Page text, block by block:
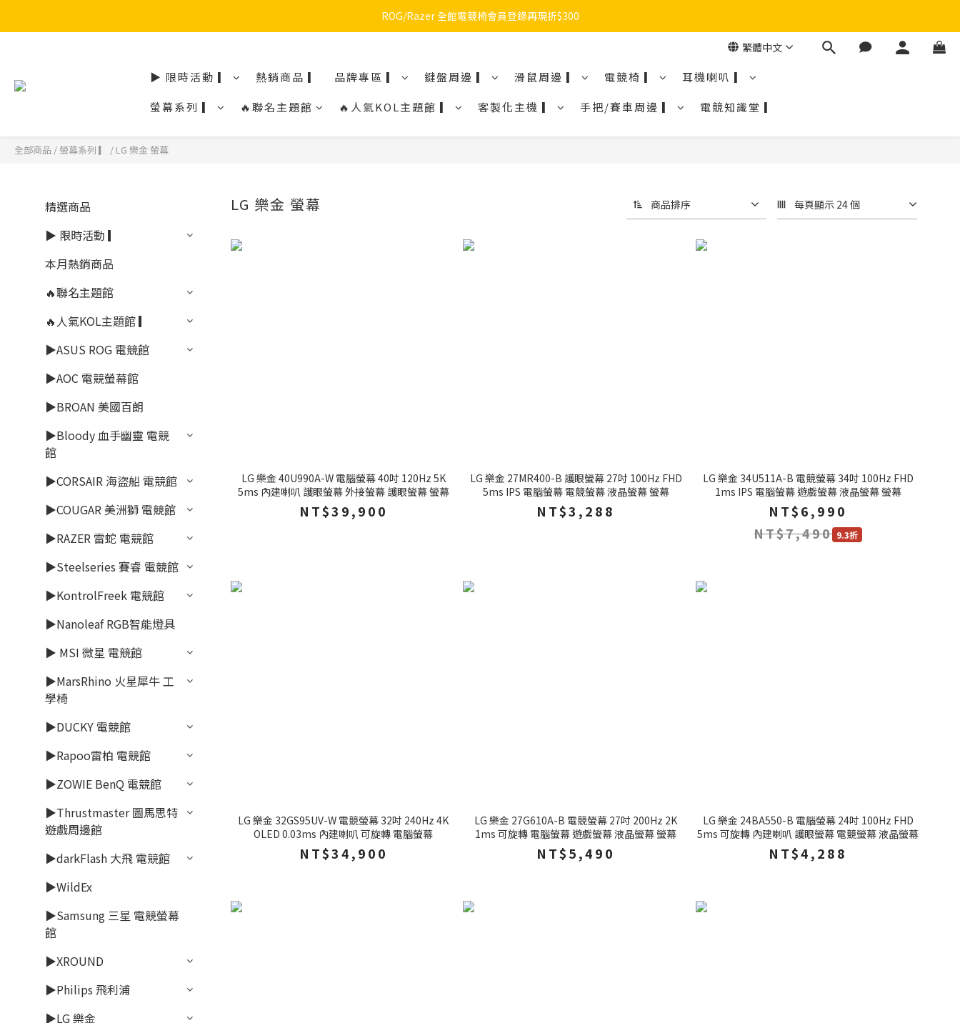
🔥品牌限定滿額折🔥ROG周邊滿1500折100 / 2500折200 / 3000折300
ROG/Razer 全館電競椅會員登錄再現折$300
繁體中文
▶ 限時活動 ▎ 熱銷商品 ▎ 品牌專區 ▎ 鍵盤周邊 ▎ 滑鼠周邊 ▎ 電競椅 ▎
耳機喇叭 ▎
螢幕系列 ▎
🔥聯名主題館 🔥人氣KOL主題館 ▎ 客製化主機 ▎ 手把/賽車周邊 ▎ 電競知識堂 ▎
全部商品 / 螢幕系列 ▎ / LG 樂金 螢幕
精選商品
▶ 限時活動 ▎
本月熱銷商品
🔥聯名主題館
🔥人氣KOL主題館 ▎
▶ASUS ROG 電競館
▶AOC 電競螢幕館
▶BROAN 美國百朗
▶Bloody 血手幽靈 電競
館
▶CORSAIR 海盜船 電競館
▶COUGAR 美洲獅 電競館
▶RAZER 雷蛇 電競館
▶Steelseries 賽睿 電競館
▶KontrolFreek 電競館
▶Nanoleaf RGB智能燈具
▶ MSI 微星 電競館
▶MarsRhino 火星犀牛 工
學椅
▶DUCKY 電競館
▶Rapoo雷柏 電競館
▶ZOWIE BenQ 電競館
▶Thrustmaster 圖馬思特
遊戲周邊館
▶darkFlash 大飛 電競館
▶WildEx
▶Samsung 三星 電競螢幕
館
▶XROUND
▶Philips 飛利浦
▶LG 樂金
LG 樂金 螢幕 商品排序 每頁顯示 24 個
LG 樂金 40U990A-W 電腦螢幕 40吋 120Hz 5K
5ms 內建喇叭 護眼螢幕 外接螢幕 護眼螢幕 螢幕
NT$39,900
LG 樂金 27MR400-B 護眼螢幕 27吋 100Hz FHD
5ms IPS 電腦螢幕 電競螢幕 液晶螢幕 螢幕
NT$3,288
LG 樂金 34U511A-B 電競螢幕 34吋 100Hz FHD
1ms IPS 電腦螢幕 遊戲螢幕 液晶螢幕 螢幕
NT$6,990
NT$7,490 9.3折
LG 樂金 32GS95UV-W 電競螢幕 32吋 240Hz 4K
OLED 0.03ms 內建喇叭 可旋轉 電腦螢幕
NT$34,900
LG 樂金 27G610A-B 電競螢幕 27吋 200Hz 2K
1ms 可旋轉 電腦螢幕 遊戲螢幕 液晶螢幕 螢幕
NT$5,490
LG 樂金 24BA550-B 電腦螢幕 24吋 100Hz FHD
5ms 可旋轉 內建喇叭 護眼螢幕 電競螢幕 液晶螢幕
NT$4,288